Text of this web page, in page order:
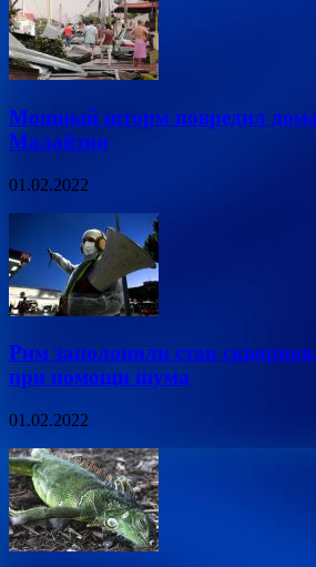
Мощный шторм повредил дома
Малайзии
01.02.2022
Рим заполонили стаи
при помощи шума
01.02.2022